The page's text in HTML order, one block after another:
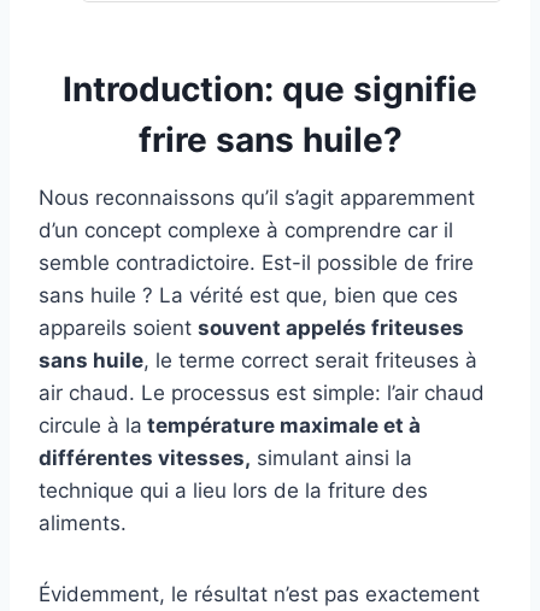
Introduction: que signifie
frire sans huile?
Nous reconnaissons qu’il s’agit apparemment
d’un concept complexe à comprendre car il
semble contradictoire. Est-il possible de frire
sans huile ? La vérité est que, bien que ces
appareils soient souvent appelés friteuses
sans huile, le terme correct serait friteuses à
air chaud. Le processus est simple: l’air chaud
circule à la température maximale et à
différentes vitesses, simulant ainsi la
technique qui a lieu lors de la friture des
aliments.
Évidemment, le résultat n’est pas exactement